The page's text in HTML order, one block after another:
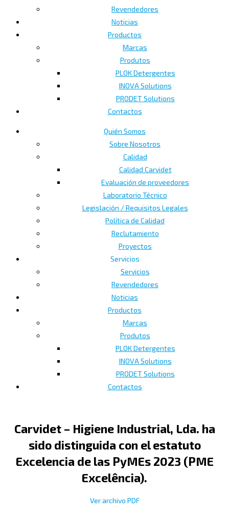
Revendedores
Noticias
Productos
Marcas
Produtos
PLOK Detergentes
INOVA Solutions
PRODET Solutions
Contactos
Quién Somos
Sobre Nosotros
Calidad
Calidad Carvidet
Evaluación de proveedores
Laboratorio Técnico
Legislación / Requisitos Legales
Política de Calidad
Reclutamiento
Proyectos
Servicios
Servicios
Revendedores
Noticias
Productos
Marcas
Produtos
PLOK Detergentes
INOVA Solutions
PRODET Solutions
Contactos
Carvidet – Higiene Industrial, Lda. ha
sido distinguida con el estatuto
Excelencia de las PyMEs 2023 (PME
Excelência).
Ver archivo PDF